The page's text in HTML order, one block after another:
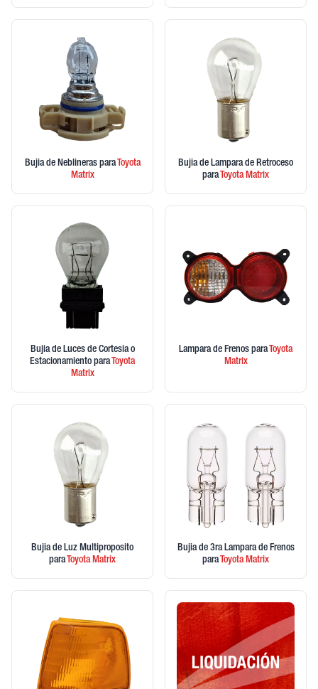
Bujia de Neblineras para Toyota
Matrix
Bujia de Lampara de Retroceso
para ToyotaMatrix
Bujia de Luces de Cortesia o
Estacionamiento para Toyota
Matrix
Lampara de Frenos para Toyota
Matrix
Bujia de Luz Multiproposito
para ToyotaMatrix
Bujia de 3ra Lampara de Frenos
para ToyotaMatrix